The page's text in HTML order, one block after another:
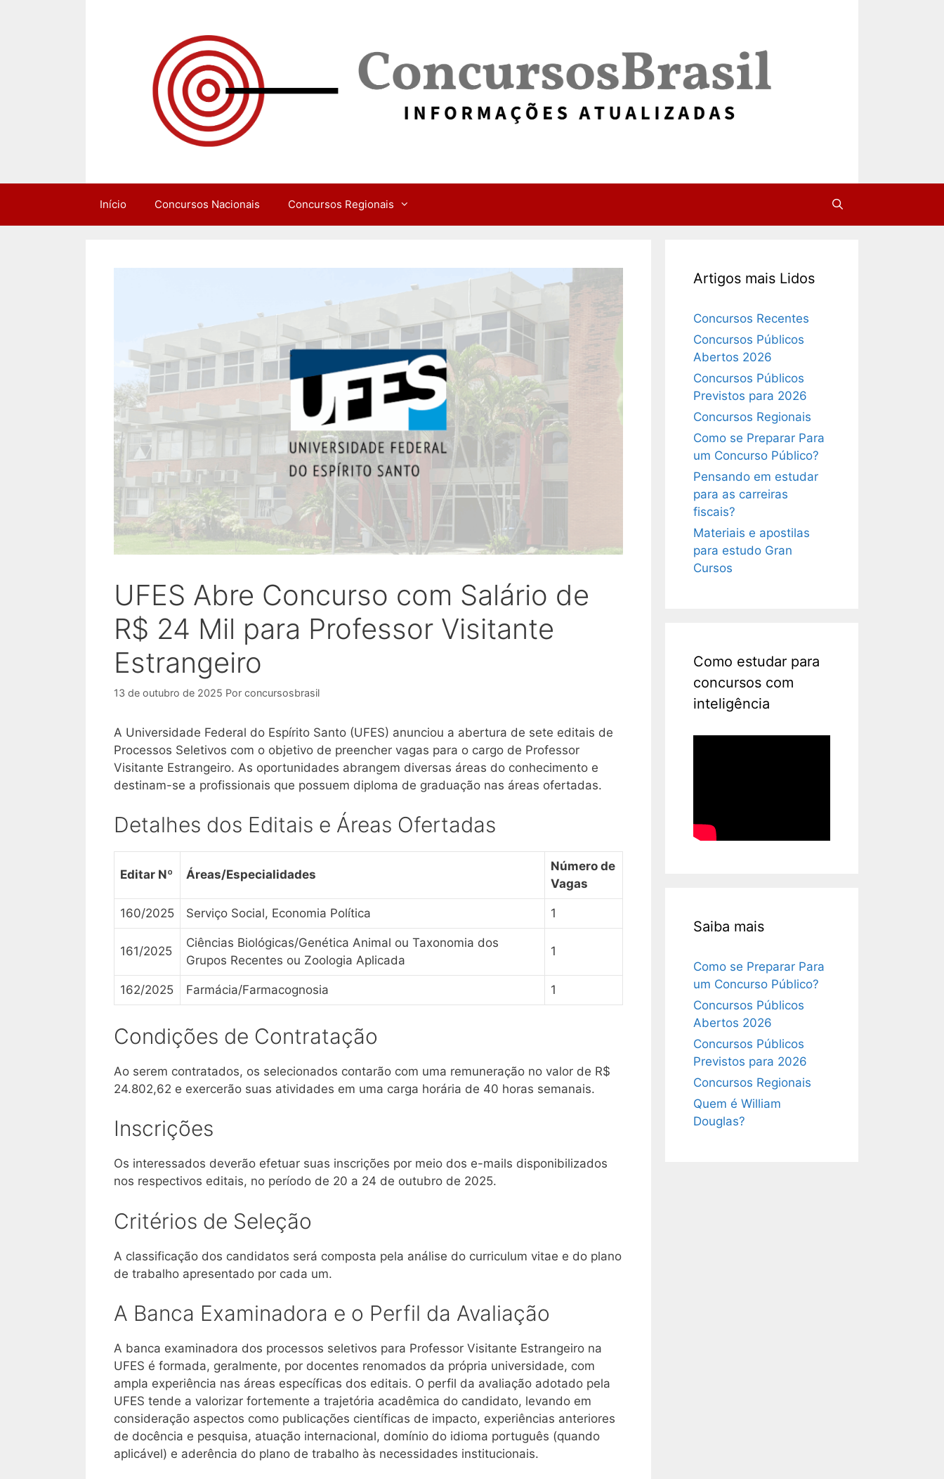
Início Concursos Nacionais Concursos Regionais
UFES Abre Concurso com Salário de
R$ 24 Mil para Professor Visitante
Estrangeiro
13 de outubro de 2025 Por concursosbrasil
A Universidade Federal do Espírito Santo (UFES) anunciou a abertura de sete editais de
Processos Seletivos com o objetivo de preencher vagas para o cargo de Professor
Visitante Estrangeiro. As oportunidades abrangem diversas áreas do conhecimento e
destinam-se a profissionais que possuem diploma de graduação nas áreas ofertadas.
Detalhes dos Editais e Áreas Ofertadas
Editar Nº Áreas/Especialidades
Número de
Vagas
160/2025 Serviço Social, Economia Política 1
161/2025
Ciências Biológicas/Genética Animal ou Taxonomia dos
Grupos Recentes ou Zoologia Aplicada
1
162/2025 Farmácia/Farmacognosia 1
Condições de Contratação
Ao serem contratados, os selecionados contarão com uma remuneração no valor de R$
24.802,62 e exercerão suas atividades em uma carga horária de 40 horas semanais.
Inscrições
Os interessados deverão efetuar suas inscrições por meio dos e-mails disponibilizados
nos respectivos editais, no período de 20 a 24 de outubro de 2025.
Critérios de Seleção
A classificação dos candidatos será composta pela análise do curriculum vitae e do plano
de trabalho apresentado por cada um.
A Banca Examinadora e o Perfil da Avaliação
A banca examinadora dos processos seletivos para Professor Visitante Estrangeiro na
UFES é formada, geralmente, por docentes renomados da própria universidade, com
ampla experiência nas áreas específicas dos editais. O perfil da avaliação adotado pela
UFES tende a valorizar fortemente a trajetória acadêmica do candidato, levando em
consideração aspectos como publicações científicas de impacto, experiências anteriores
de docência e pesquisa, atuação internacional, domínio do idioma português (quando
aplicável) e aderência do plano de trabalho às necessidades institucionais.
Artigos mais Lidos
Concursos Recentes
Concursos Públicos
Abertos 2026
Concursos Públicos
Previstos para 2026
Concursos Regionais
Como se Preparar Para
um Concurso Público?
Pensando em estudar
para as carreiras
fiscais?
Materiais e apostilas
para estudo Gran
Cursos
Como estudar para
concursos com
inteligência
Saiba mais
Como se Preparar Para
um Concurso Público?
Concursos Públicos
Abertos 2026
Concursos Públicos
Previstos para 2026
Concursos Regionais
Quem é William
Douglas?